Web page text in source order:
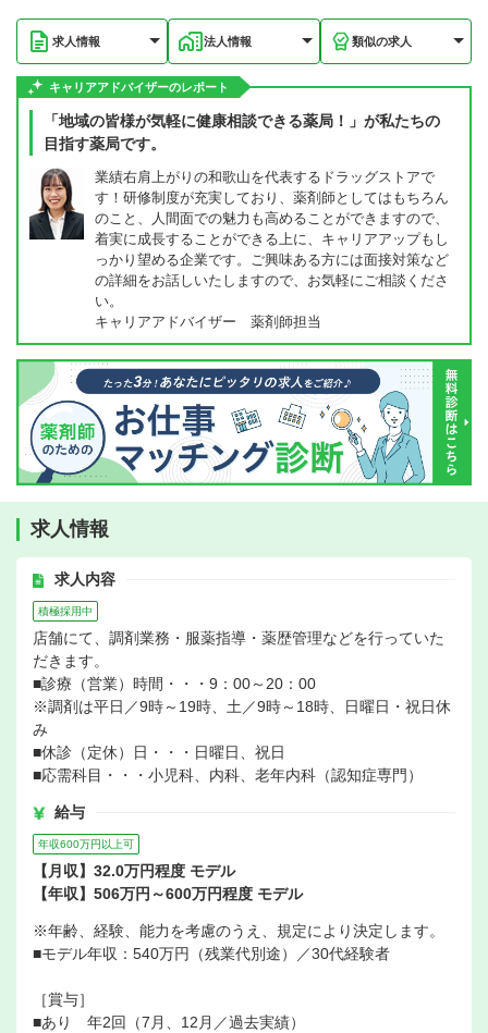
求人情報 法人情報 類似の求人
キャリアアドバイザーのレポート
「地域の皆様が気軽に健康相談できる薬局！」が私たちの
目指す薬局です。
業績右肩上がりの和歌山を代表するドラッグストアで
す！研修制度が充実しており、薬剤師としてはもちろん
のこと、人間面での魅力も高めることができますので、
着実に成長することができる上に、キャリアアップもし
っかり望める企業です。ご興味ある方には面接対策など
の詳細をお話しいたしますので、お気軽にご相談くださ
い。
キャリアアドバイザー 薬剤師担当
求人情報
求人内容
積極採用中
店舗にて、調剤業務・服薬指導・薬歴管理などを行っていた
だきます。
■診療（営業）時間・・・9：00～20：00
※調剤は平日／9時～19時、土／9時～18時、日曜日・祝日休
み
■休診（定休）日・・・日曜日、祝日
■応需科目・・・小児科、内科、老年内科（認知症専門）
給与
年収600万円以上可
【月収】32.0万円程度 モデル
【年収】506万円～600万円程度 モデル
※年齢、経験、能力を考慮のうえ、規定により決定します。
■モデル年収：540万円（残業代別途）／30代経験者
［賞与］
■あり 年2回（7月、12月／過去実績）